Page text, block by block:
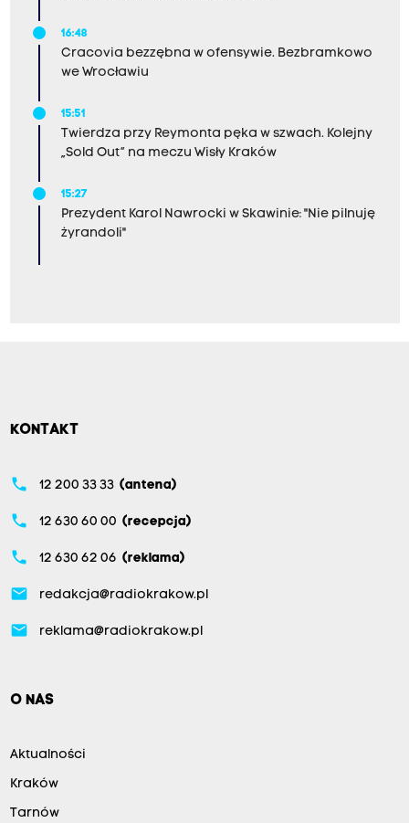
16:48
Cracovia bezzębna w ofensywie. Bezbramkowo
we Wrocławiu
15:51
Twierdza przy Reymonta pęka w szwach. Kolejny
„Sold Out” na meczu Wisły Kraków
15:27
Prezydent Karol Nawrocki w Skawinie: "Nie pilnuję
żyrandoli"
KONTAKT
phone 12 200 33 33 (antena)
phone 12 630 60 00 (recepcja)
phone 12 630 62 06 (reklama)
email redakcja@radiokrakow.pl
email reklama@radiokrakow.pl
O NAS
Aktualności
Kraków
Tarnów